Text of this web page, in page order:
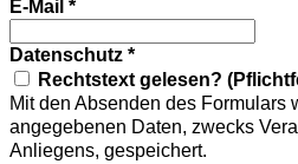
E-Mail *
Datenschutz *
Rechtstext gelesen?
Mit den Absenden des Formulars
angegebenen Daten, zwecks
Anliegens, gespeichert.